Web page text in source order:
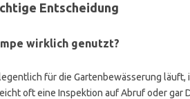
Entscheidung
wirklich genutzt?
für die Gartenbewässerung läuft,
oft eine Inspektion auf Abruf oder gar